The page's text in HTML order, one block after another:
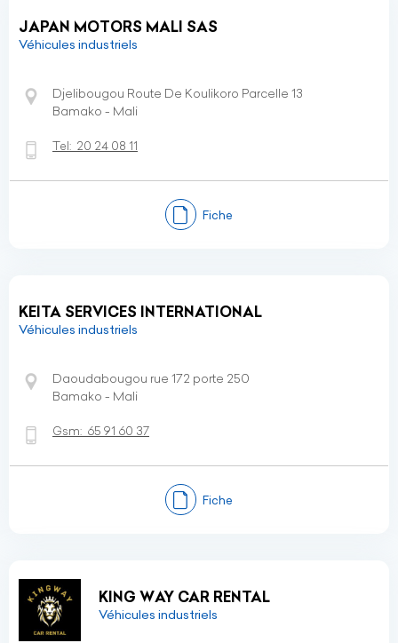
JAPAN MOTORS MALI SAS
Véhicules industriels
Djelibougou Route De Koulikoro Parcelle 13
Bamako - Mali
Tel: 20 24 08 11
Fiche
KEITA SERVICES INTERNATIONAL
Véhicules industriels
Daoudabougou rue 172 porte 250
Bamako - Mali
Gsm: 65 91 60 37
Fiche
KING WAY CAR RENTAL
Véhicules industriels